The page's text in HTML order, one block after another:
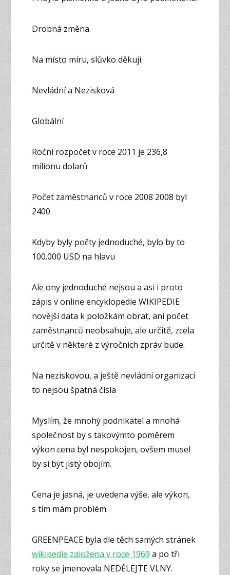
Drobná změna.
Na místo míru, slůvko děkuji.
Nevládní a Nezisková
Globální
Roční rozpočet v roce 2011 je 236,8
milionu dolarů
Počet zaměstnanců v roce 2008 2008 byl
2400
Kdyby byly počty jednoduché, bylo by to
100.000 USD na hlavu
Ale ony jednoduché nejsou a asi i proto
zápis v online encyklopedie WIKIPEDIE
novější data k položkám obrat, ani počet
zaměstnanců neobsahuje, ale určitě, zcela
určitě v některé z výročních zpráv bude.
Na neziskovou, a ještě nevládní organizaci
to nejsou špatná čísla
Myslím, že mnohý podnikatel a mnohá
společnost by s takovýmto poměrem
výkon cena byl nespokojen, ovšem musel
by si být jistý obojím.
Cena je jasná, je uvedena výše, ale výkon,
s tím mám problém.
GREENPEACE byla dle těch samých stránek
wikipedie založena v roce 1969 a po tři
roky se jmenovala NEDĚLEJTE VLNY.